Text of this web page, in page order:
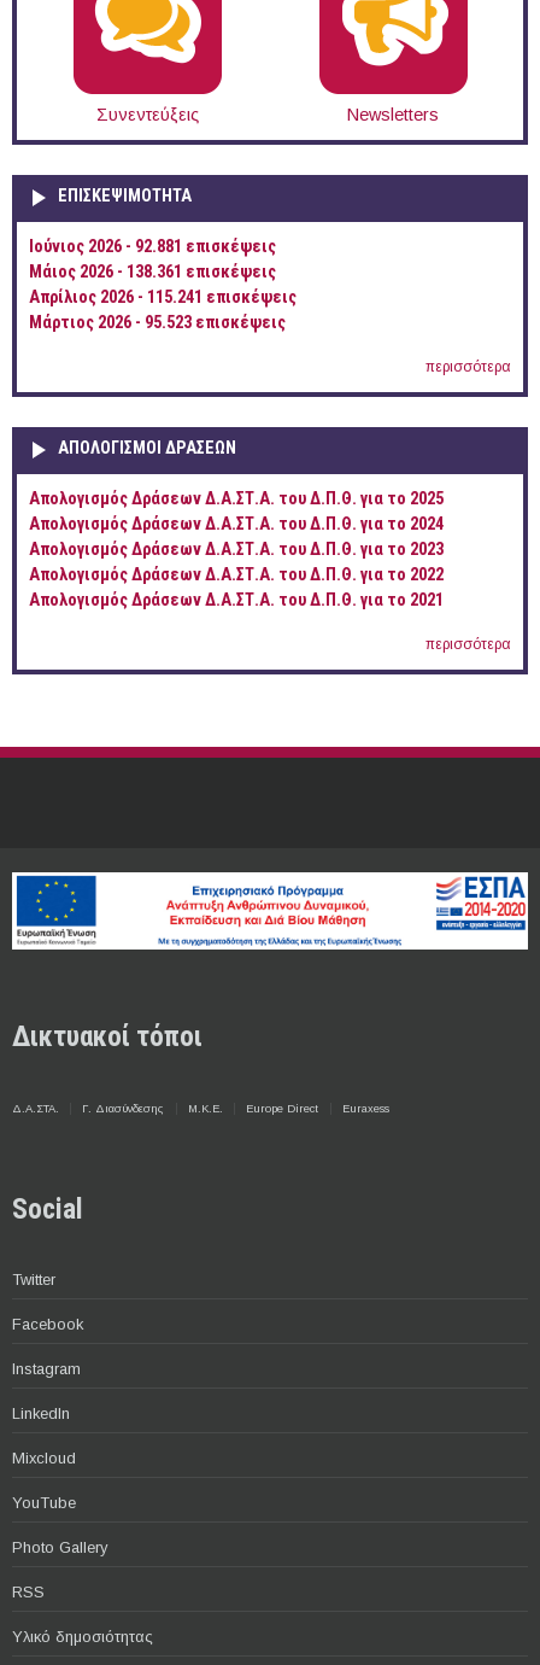
Συνεντεύξεις Newsletters
ΕΠΙΣΚΕΨΙΜΌΤΗΤΑ
Ιούνιος 2026 - 92.881 επισκέψεις
Μάιος 2026 - 138.361 επισκέψεις
Απρίλιος 2026 - 115.241 επισκέψεις
Μάρτιος 2026 - 95.523 επισκέψεις
περισσότερα
ΑΠΟΛΟΓΙΣΜΟΊ ΔΡΆΣΕΩΝ
Απολογισμός Δράσεων Δ.Α.ΣΤ.Α. του Δ.Π.Θ. για το 2025
Απολογισμός Δράσεων Δ.Α.ΣΤ.Α. του Δ.Π.Θ. για το 2024
Απολογισμός Δράσεων Δ.Α.ΣΤ.Α. του Δ.Π.Θ. για το 2023
Απολογισμός Δράσεων Δ.Α.ΣΤ.Α. του Δ.Π.Θ. για το 2022
Απολογισμός Δράσεων Δ.Α.ΣΤ.Α. του Δ.Π.Θ. για το 2021
περισσότερα
Δικτυακοί τόποι
Δ.Α.ΣΤΑ. Γ. Διασύνδεσης Μ.Κ.Ε. Europe Direct Euraxess
Social
Twitter
Facebook
Instagram
LinkedIn
Mixcloud
YouTube
Photo Gallery
RSS
Υλικό δημοσιότητας